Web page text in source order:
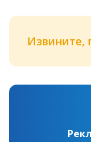
Извините,